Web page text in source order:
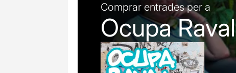
Comprar entrades per a
Ocupa Raval